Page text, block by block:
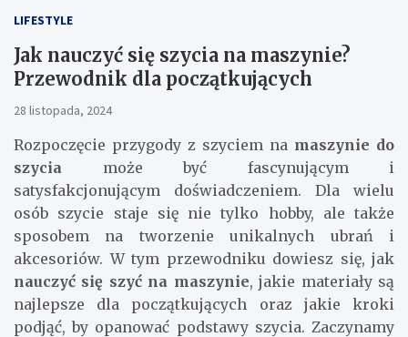
LIFESTYLE
Jak nauczyć się szycia na maszynie?
Przewodnik dla początkujących
28 listopada, 2024
Rozpoczęcie przygody z szyciem na maszynie do
szycia może być fascynującym i
satysfakcjonującym doświadczeniem. Dla wielu
osób szycie staje się nie tylko hobby, ale także
sposobem na tworzenie unikalnych ubrań i
akcesoriów. W tym przewodniku dowiesz się, jak
nauczyć się szyć na maszynie, jakie materiały są
najlepsze dla początkujących oraz jakie kroki
podjąć, by opanować podstawy szycia. Zaczynamy